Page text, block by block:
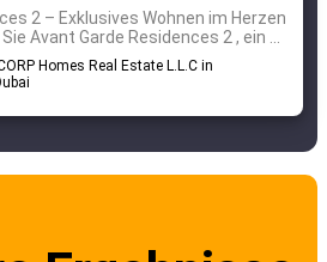
2 – Exklusives Wohnen im Herzen
Avant Garde Residences 2 , ein ...
Homes Real Estate L.L.C in